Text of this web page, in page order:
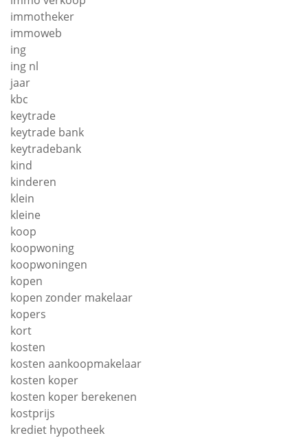
immotheker
immoweb
ing
ing nl
jaar
kbc
keytrade
keytrade bank
keytradebank
kind
kinderen
klein
kleine
koop
koopwoning
koopwoningen
kopen
kopen zonder makelaar
kopers
kort
kosten
kosten aankoopmakelaar
kosten koper
kosten koper berekenen
kostprijs
krediet hypotheek